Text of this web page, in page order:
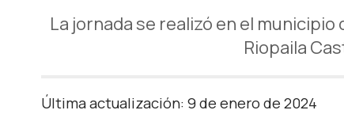
La jornada se realizó en el municipio
Riopaila
Última actualización: 9 de enero de 2024